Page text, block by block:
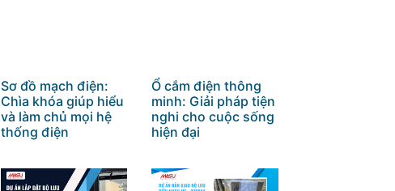
Sơ đồ mạch điện:
Chìa khóa giúp hiểu
và làm chủ mọi hệ
thống điện
Ổ cắm điện thông
minh: Giải pháp tiện
nghi cho cuộc sống
hiện đại